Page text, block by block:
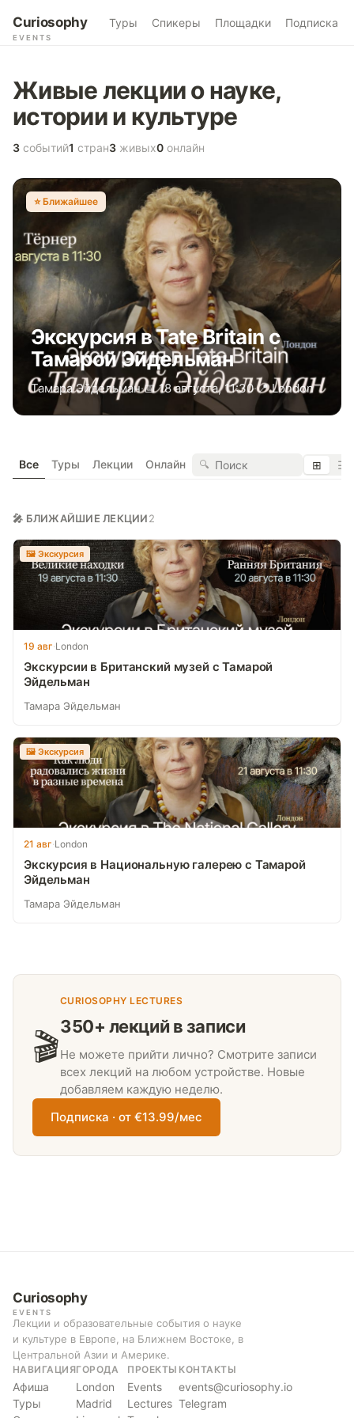
Curiosophy
EVENTS
Туры Спикеры Площадки Подписка
Живые лекции о науке,
истории и культуре
3 событий1 стран3 живых0 онлайн
⭐️ Ближайшее
Экскурсия в Tate Britain с
Тамарой Эйдельман
Тамара Эйдельман·📅 18 августа, 11:30·📍 London
Все Туры Лекции Онлайн 🔍 ⊞ ☰
🎤 БЛИЖАЙШИЕ ЛЕКЦИИ2
🖼 Экскурсия
19 авг·London
Экскурсии в Британский музей с Тамарой
Эйдельман
Тамара Эйдельман
🖼 Экскурсия
21 авг·London
Экскурсия в Национальную галерею с Тамарой
Эйдельман
Тамара Эйдельман
🎬
CURIOSOPHY LECTURES
350+ лекций в записи
Не можете прийти лично? Смотрите записи
всех лекций на любом устройстве. Новые
добавляем каждую неделю.
Подписка · от €13.99/мес
Curiosophy
EVENTS
Лекции и образовательные события о науке
и культуре в Европе, на Ближнем Востоке, в
Центральной Азии и Америке.
НАВИГАЦИЯ
Афиша
Туры
ГОРОДА
London
Madrid
ПРОЕКТЫ
Events
Lectures
КОНТАКТЫ
events@curiosophy.io
Telegram